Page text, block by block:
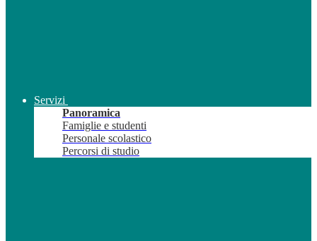
Servizi
Panoramica
Famiglie e studenti
Personale scolastico
Percorsi di studio